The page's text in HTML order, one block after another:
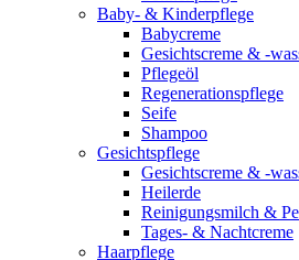
Baby- & Kinderpflege
Babycreme
Gesichtscreme & -
Pflegeöl
Regenerationspflege
Seife
Shampoo
Gesichtspflege
Gesichtscreme & -
Heilerde
Reinigungsmilch &
Tages- & Nachtcreme
Haarpflege